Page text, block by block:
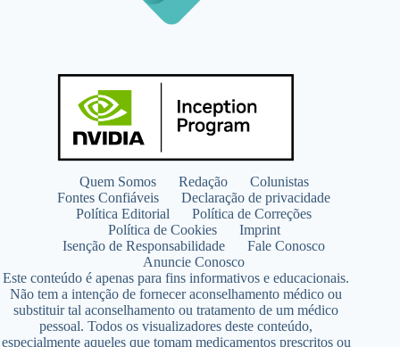
Quem Somos Redação
Colunistas
Fontes Confiáveis
Declaração de privacidade
Política Editorial
Política de Correções
Política de Cookies
Imprint
Isenção de Responsabilidade
Fale Conosco
Anuncie Conosco
Este conteúdo é apenas para fins informativos e educacionais.
Não tem a intenção de fornecer aconselhamento médico ou
substituir tal aconselhamento ou tratamento de um médico
pessoal. Todos os visualizadores deste conteúdo,
especialmente aqueles que tomam medicamentos prescritos ou